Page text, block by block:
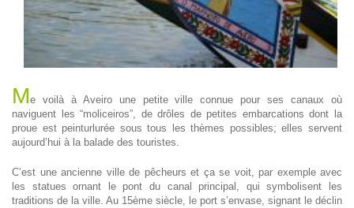
Me voilà à Aveiro une petite ville connue pour ses canaux où
naviguent les “moliceiros”, de drôles de petites embarcations dont la
proue est peinturlurée sous tous les thèmes possibles; elles servent
aujourd’hui à la balade des touristes.
C’est une ancienne ville de pêcheurs et ça se voit, par exemple avec
les statues ornant le pont du canal principal, qui symbolisent les
traditions de la ville. Au 15ème siècle, le port s’envase, signant le déclin